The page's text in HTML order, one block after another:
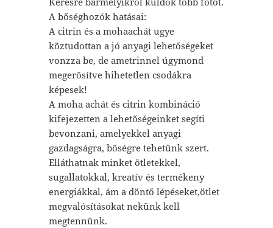
A bőséghozók hatásai:
A citrin és a mohaachát ugye
köztudottan a jó anyagi lehetőségeket
vonzza be, de ametrinnel úgymond
megerősítve hihetetlen csodákra
képesek!
A moha achát és citrin kombináció
kifejezetten a lehetőségeinket segíti
bevonzani, amelyekkel anyagi
gazdagságra, bőségre tehetünk szert.
Elláthatnak minket ötletekkel,
sugallatokkal, kreatív és termékeny
energiákkal, ám a döntő lépéseket,ötlet
megvalósításokat nekünk kell
megtennünk.